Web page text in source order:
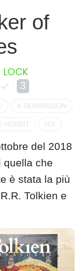
of
LOCK
3
IL SILMARILLION
HOBBIT LRX
del 2018
quella che
è stata la più
Tolkien e